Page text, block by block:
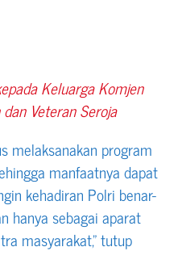
Keluarga Komjen
Veteran Seroja
melaksanakan program
manfaatnya dapat
kehadiran Polri benar-
hanya sebagai aparat
masyarakat,” tutup